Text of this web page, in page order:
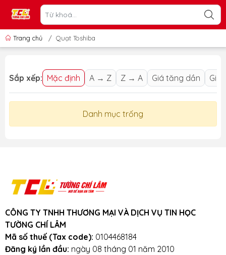
Trang chủ / Quạt Toshiba
Sắp xếp: Mặc định A → Z Z → A Giá tăng dần Giá
Danh mục trống
CÔNG TY TNHH THƯƠNG MẠI VÀ DỊCH VỤ TIN HỌC
TƯỜNG CHÍ LÂM
Mã số thuế (Tax code): 0104468184
Đăng ký lần đầu: ngày 08 tháng 01 năm 2010